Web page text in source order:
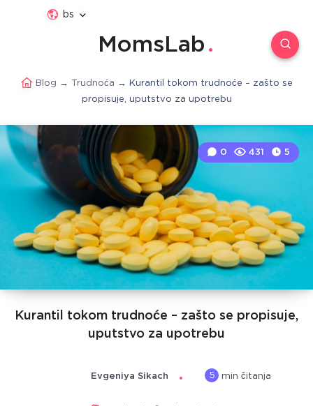
bs
MomsLab
Blog → Trudnoća → Kurantil tokom trudnoće – zašto se
propisuje, uputstvo za upotrebu
Kurantil tokom trudnoće – zašto se propisuje,
uputstvo za upotrebu
0 431 5
Evgeniya Sikach 5 min čitanja